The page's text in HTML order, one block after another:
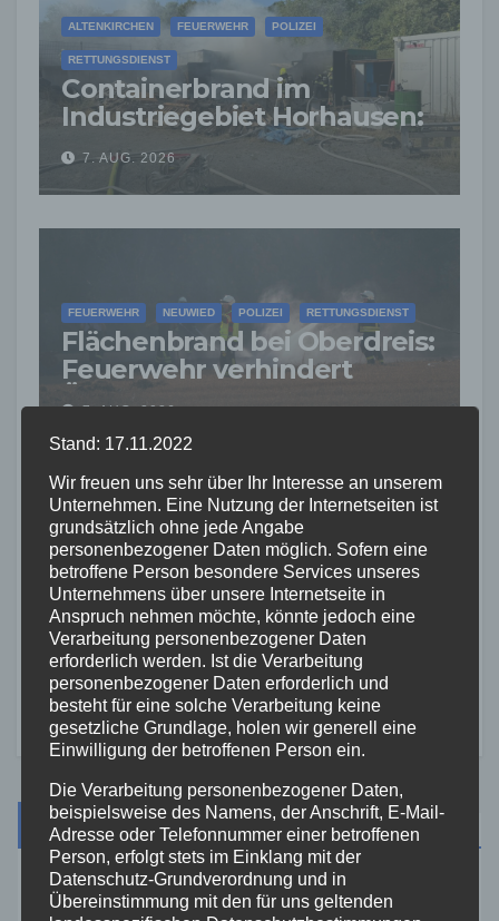
ALTENKIRCHEN FEUERWEHR POLIZEI
RETTUNGSDIENST
Containerbrand im
Industriegebiet Horhausen:
Feuerwehr verhindert
weitere Ausbreitung
7. AUG. 2026
FEUERWEHR NEUWIED POLIZEI RETTUNGSDIENST
Flächenbrand bei Oberdreis:
Feuerwehr verhindert
Übergreifen auf Waldgebiet
7. AUG. 2026
FEUERWEHR NEUWIED POLIZEI
Waldbrand bei Leutesdorf
schnell gelöscht –
Feuerwehr warnt vor
erhöhter Brandgefahr
7. AUG. 2026
Suche
Stand: 17.11.2022
Wir freuen uns sehr über Ihr Interesse an unserem
Unternehmen. Eine Nutzung der Internetseiten ist
grundsätzlich ohne jede Angabe
personenbezogener Daten möglich. Sofern eine
betroffene Person besondere Services unseres
Unternehmens über unsere Internetseite in
Anspruch nehmen möchte, könnte jedoch eine
Verarbeitung personenbezogener Daten
erforderlich werden. Ist die Verarbeitung
personenbezogener Daten erforderlich und
besteht für eine solche Verarbeitung keine
gesetzliche Grundlage, holen wir generell eine
Einwilligung der betroffenen Person ein.
Die Verarbeitung personenbezogener Daten,
beispielsweise des Namens, der Anschrift, E-Mail-
Adresse oder Telefonnummer einer betroffenen
Person, erfolgt stets im Einklang mit der
Datenschutz-Grundverordnung und in
Übereinstimmung mit den für uns geltenden